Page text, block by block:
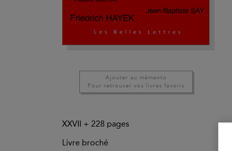
Ajouter au mémento
Pour retrouver vos livres favoris
XXVII + 228 pages
Livre broché